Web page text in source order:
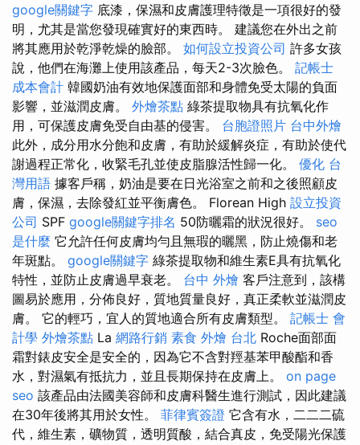
google關鍵字 底漆，保濕和皮膚護理特徵是一項很好的發
明，尤其是當您發現確實好的東西時。 建議您在外出之前
將其應用於乾淨乾燥的臉部。 如何設立投資公司 許多女孩
說，他們在海灘上使用該產品，每天2-3次臉色。 記帳士
成本會計 韓國奶油有效地保護面部和身體免受太陽的負面
影響，並滋潤皮膚。 外燴茶點 綠茶提取物具有抗氧化作
用，可保護皮膚免受自由基的侵害。 台胞證照片 台中外燴
此外，成分用水分飽和皮膚，有助於緩解炎症，有助於使代
謝過程正常化，收緊毛孔並使皮脂腺活性歸一化。 優化 台
灣用語 據客戶稱，奶油是要在日光浴室之前和之後照顧皮
膚，保濕，去除發紅並平衡膚色。 Florean High 設立投資
公司 SPF google關鍵字排名 50防曬霜的狀況很好。 seo
是什麼 它允許任何皮膚均勻且無瑕的曬黑，防止燒傷和老
年斑點。 google關鍵字 綠茶提取物和維生素E具有抗氧化
特性，並防止皮膚過早衰老。 台中 外燴 客戶注意到，該構
圖易於應用，分佈良好，質地質量良好，真正柔軟並滋潤皮
膚。 它的輕巧，宜人的質地適合所有皮膚類型。 記帳士 會
計學 外燴茶點 La 網路行銷 素食 外燴 台北 Roche面部面
霜對錶皮安全是安全的，因為它不含對羥基苯甲酸酯和香
水，對濕氣有抵抗力，並且長期保持在皮膚上。 on page
seo 該產品由法國美容師和皮膚科醫生進行測試，因此建議
在30年後將其用於女性。 菲律賓簽證 它含有水，二二二硫
代，維生素，礦物質，透明質酸，結合真皮，免受陽光保護